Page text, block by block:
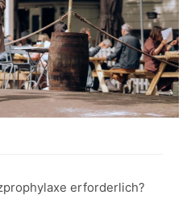
erforderlich?